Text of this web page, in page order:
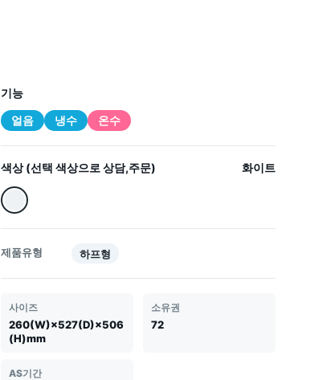
기능
얼음
냉수 온수
색상 (선택 색상으로 상담,주문) 화이트
제품유형 하프형
사이즈
260(W)×527(D)×506
(H)mm
소유권
72
AS기간